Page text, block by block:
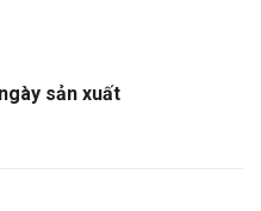
sản xuất